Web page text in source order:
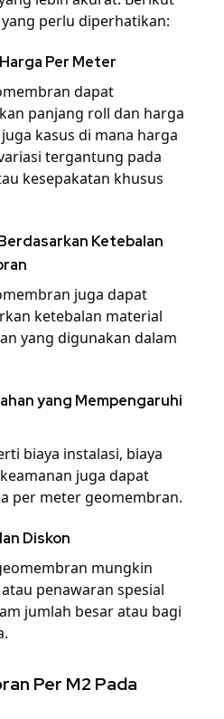
perlu diperhatikan:
Per Meter
dapat
panjang roll dan harga
kasus di mana harga
tergantung pada
kesepakatan khusus
Ketebalan
juga dapat
ketebalan material
yang digunakan dalam
yang Mempengaruhi
biaya instalasi, biaya
juga dapat
per meter geomembran.
Diskon
mungkin
penawaran spesial
jumlah besar atau bagi
Per M2 Pada